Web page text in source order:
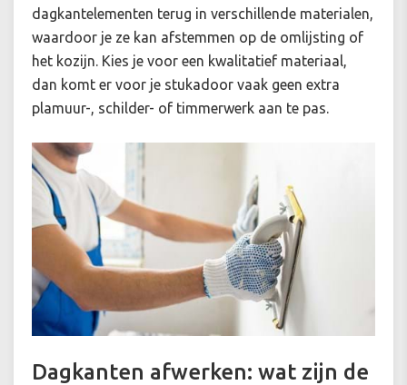
dagkantelementen terug in verschillende materialen,
waardoor je ze kan afstemmen op de omlijsting of
het kozijn. Kies je voor een kwalitatief materiaal,
dan komt er voor je stukadoor vaak geen extra
plamuur-, schilder- of timmerwerk aan te pas.
Dagkanten afwerken: wat zijn de